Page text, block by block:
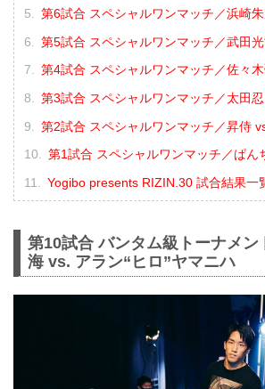
第6試合 スペシャルワンマッチ／浜崎
第5試合 スペシャルワンマッチ／武田
第4試合 スペシャルワンマッチ／佐々
第3試合 スペシャルワンマッチ／太田
第2試合 スペシャルワンマッチ／昇侍
第1試合 スペシャルワンマッチ／ぱん
Yogibo presents RIZIN.30 試合結果一
第10試合 バンタム級トーナメン
海 vs. アラン“ヒロ”ヤマニハ